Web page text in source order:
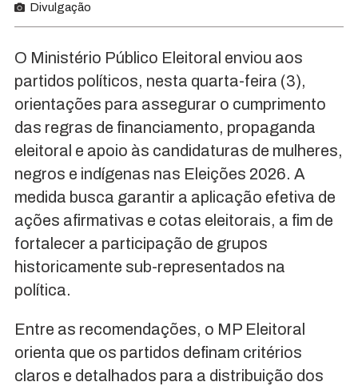
Divulgação
O Ministério Público Eleitoral enviou aos
partidos políticos, nesta quarta-feira (3),
orientações para assegurar o cumprimento
das regras de financiamento, propaganda
eleitoral e apoio às candidaturas de mulheres,
negros e indígenas nas Eleições 2026. A
medida busca garantir a aplicação efetiva de
ações afirmativas e cotas eleitorais, a fim de
fortalecer a participação de grupos
historicamente sub-representados na
política.
Entre as recomendações, o MP Eleitoral
orienta que os partidos definam critérios
claros e detalhados para a distribuição dos